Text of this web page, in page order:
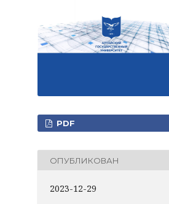
PDF
ОПУБЛИКОВАН
2023-12-29